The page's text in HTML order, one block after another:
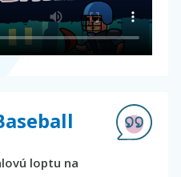
loptu na